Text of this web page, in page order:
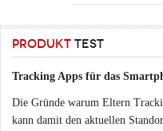
PRODUKT TEST
Tracking Apps für das
Die Gründe warum Eltern
kann damit den aktuellen